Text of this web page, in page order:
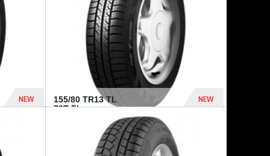
NEW
155/80 TR13 TL
79T FI...
NEW